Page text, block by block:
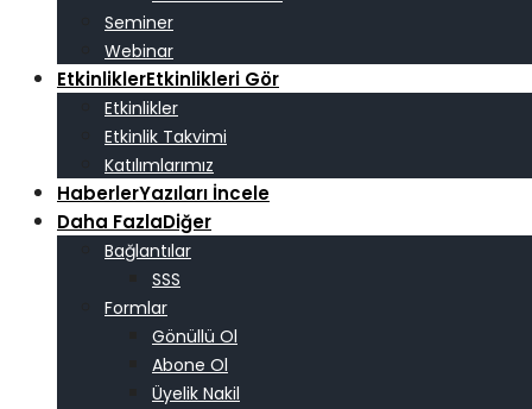
Seminer
Webinar
EtkinliklerEtkinlikleri Gör
Etkinlikler
Etkinlik Takvimi
Katılımlarımız
HaberlerYazıları İncele
Daha FazlaDiğer
Bağlantılar
SSS
Formlar
Gönüllü Ol
Abone Ol
Üyelik Nakil